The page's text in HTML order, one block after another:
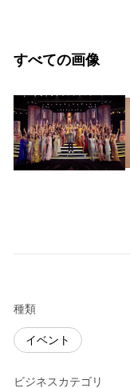
すべての画像
種類
イベント
ビジネスカテゴリ